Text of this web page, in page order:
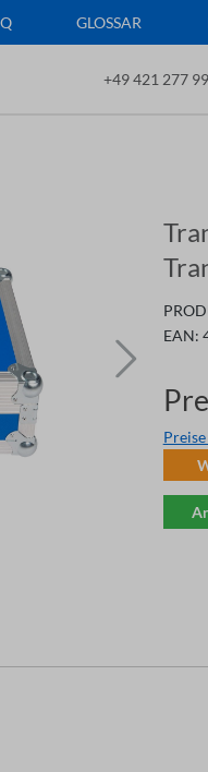
GLOSSAR
+49 421 277
EAN: